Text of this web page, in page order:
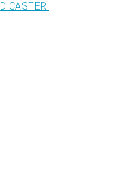
DICASTERI